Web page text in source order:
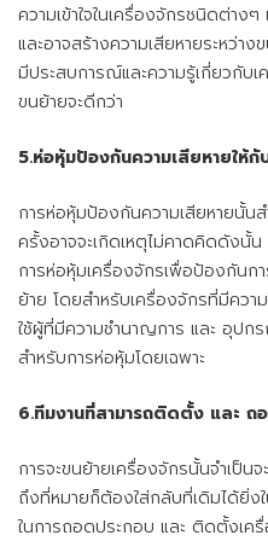
ความเข้าใจในเครื่องจักรชนิดต่าง
และอาจสร้างความเสียหายระหว่า
มีประสบการณ์และความรู้เกี่ยวกับ
ขนย้ายจะดีกว่า
5.ห่อหุ้มป้องกันความเสียหายให้กั
การห่อหุ้มป้องกันความเสียหายนั้น
ครั้งอาจจะเกิดเหตุไม่คาดคิดดัง
การห่อหุ้มเครื่องจักรเพื่อป้องกันก
ย้าย โดยสำหรับเครื่องจักรที่มีคว
ใช้ผู้ที่มีความชำนาญการ และ อุปก
สำหรับการห่อหุ้มโดยเฉพาะ
6.ทีมงานที่สามารถติดตั้ง และ ถ
การจะขนย้ายเครื่องจักรนั้นจำเป็
ถึงที่หมายก็ต้องใส่กลับที่เดิมได้ยิ่ง
ในการถอดประกอบ และ ติดตั้งเค